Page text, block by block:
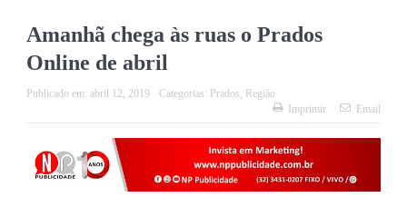
Amanhã chega às ruas o Prados
Online de abril
Publicado em: abril 12, 2019 Categorias: Prados, Região
Imprimir
Email